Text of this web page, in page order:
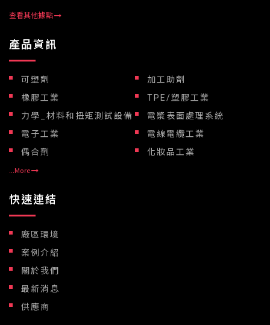
查看其他據點
產品資訊
可塑劑
加工助劑
橡膠工業
TPE/塑膠工業
力學_材料和扭矩測試設備
電漿表面處理系統
電子工業
電線電纜工業
偶合劑
化妝品工業
...More
快速連結
廠區環境
案例介紹
關於我們
最新消息
供應商